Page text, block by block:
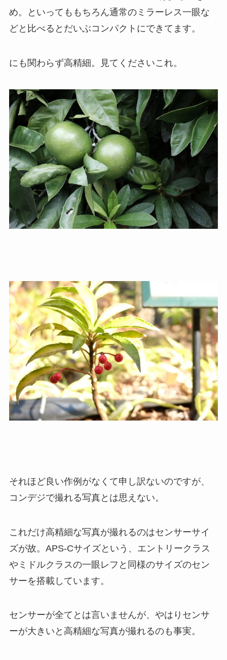
め。といってももちろん通常のミラーレス一眼な
どと比べるとだいぶコンパクトにできてます。
にも関わらず高精細。見てくださいこれ。
それほど良い作例がなくて申し訳ないのですが、
コンデジで撮れる写真とは思えない。
これだけ高精細な写真が撮れるのはセンサーサイ
ズが故。APS-Cサイズという、エントリークラス
やミドルクラスの一眼レフと同様のサイズのセン
サーを搭載しています。
センサーが全てとは言いませんが、やはりセンサ
ーが大きいと高精細な写真が撮れるのも事実。